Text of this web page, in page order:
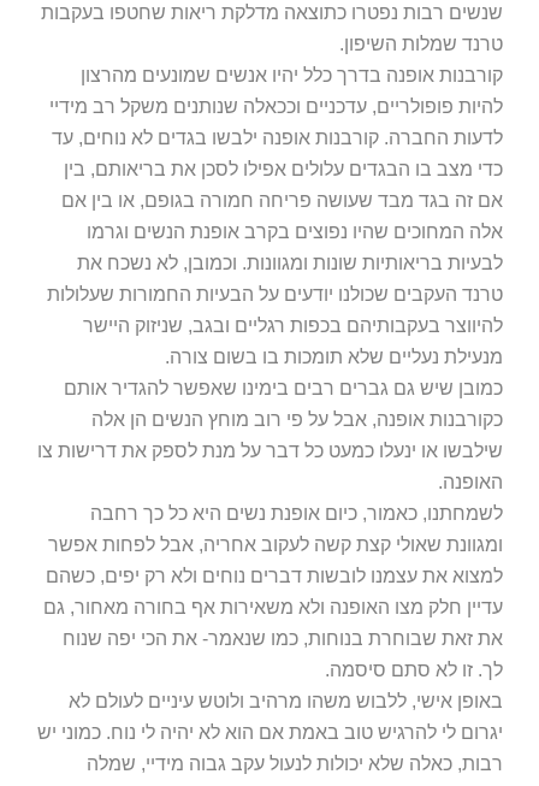
שנשים רבות נפטרו כתוצאה מדלקת ריאות שחטפו בעקבות
טרנד שמלות השיפון.
קורבנות אופנה בדרך כלל יהיו אנשים שמונעים מהרצון
להיות פופולריים, עדכניים וככאלה שנותנים משקל רב מידיי
לדעות החברה. קורבנות אופנה ילבשו בגדים לא נוחים, עד
כדי מצב בו הבגדים עלולים אפילו לסכן את בריאותם, בין
אם זה בגד מבד שעושה פריחה חמורה בגופם, או בין אם
אלה המחוכים שהיו נפוצים בקרב אופנת הנשים וגרמו
לבעיות בריאותיות שונות ומגוונות. וכמובן, לא נשכח את
טרנד העקבים שכולנו יודעים על הבעיות החמורות שעלולות
להיווצר בעקבותיהם בכפות רגליים ובגב, שניזוק היישר
מנעילת נעליים שלא תומכות בו בשום צורה.
כמובן שיש גם גברים רבים בימינו שאפשר להגדיר אותם
כקורבנות אופנה, אבל על פי רוב מוחץ הנשים הן אלה
שילבשו או ינעלו כמעט כל דבר על מנת לספק את דרישות צו
האופנה.
לשמחתנו, כאמור, כיום אופנת נשים היא כל כך רחבה
ומגוונת שאולי קצת קשה לעקוב אחריה, אבל לפחות אפשר
למצוא את עצמנו לובשות דברים נוחים ולא רק יפים, כשהם
עדיין חלק מצו האופנה ולא משאירות אף בחורה מאחור, גם
את זאת שבוחרת בנוחות, כמו שנאמר- את הכי יפה שנוח
לך. זו לא סתם סיסמה.
באופן אישי, ללבוש משהו מרהיב ולוטש עיניים לעולם לא
יגרום לי להרגיש טוב באמת אם הוא לא יהיה לי נוח. כמוני יש
רבות, כאלה שלא יכולות לנעול עקב גבוה מידיי, שמלה